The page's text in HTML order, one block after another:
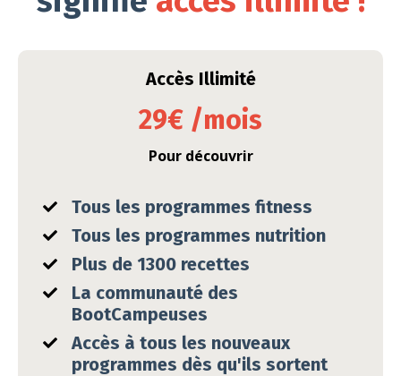
Accès Illimité
29€ /mois
Pour découvrir
Tous les programmes fitness
Tous les programmes nutrition
Plus de 1300 recettes
La communauté des
BootCampeuses
Accès à tous les nouveaux
programmes dès qu'ils sortent